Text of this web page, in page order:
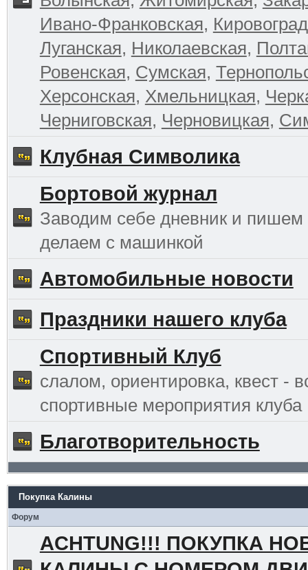
Ивано-Франковская,
Луганская, Николаевская,
Ровенская, Сумская,
Херсонская, Хмельницкая,
Черниговская, Черновицкая,
Клубная Символика
Бортовой журнал
Заводим себе дневник и пишем
делаем с машинкой
Автомобильные новости
Праздники нашего клуба
Спортивный Клуб
слалом, ориентировка, квест -
спортивные мероприятия клуба
Благотворительность
Покупка Калины
Форум
ACHTUNG!!! ПОКУПКА